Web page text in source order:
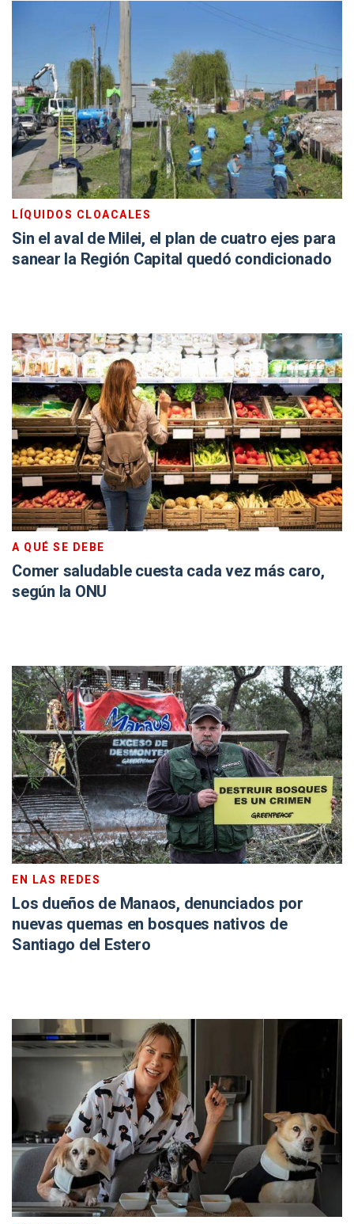
LÍQUIDOS CLOACALES
Sin el aval de Milei, el plan de cuatro ejes para
sanear la Región Capital quedó condicionado
A QUÉ SE DEBE
Comer saludable cuesta cada vez más caro,
según la ONU
EN LAS REDES
Los dueños de Manaos, denunciados por
nuevas quemas en bosques nativos de
Santiago del Estero